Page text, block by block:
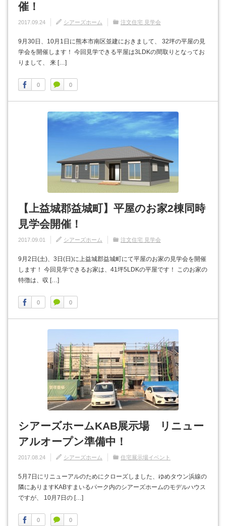
催！
2017.09.24 シアーズホーム 注文住宅 見学会
9月30日、10月1日に熊本市南区並建におきまして、 32坪の平屋の見
学会を開催します！ 今回見学できる平屋は3LDKの間取りとなってお
りまして、 来 […]
0 0
【上益城郡益城町】平屋のお家2棟同時
見学会開催！
2017.09.01 シアーズホーム 注文住宅 見学会
9月2日(土)、3日(日)に上益城郡益城町にて平屋のお家の見学会を開催
します！ 今回見学できるお家は、41坪5LDKの平屋です！ このお家の
特徴は、収 […]
0 0
シアーズホームKAB展示場 リニュー
アルオープン準備中！
2017.08.24 シアーズホーム 住宅展示場イベント
5月7日にリニューアルのためにクローズしました、ゆめタウン浜線の
隣にありますKABすまいるパーク内のシアーズホームのモデルハウス
ですが、 10月7日の […]
0 0